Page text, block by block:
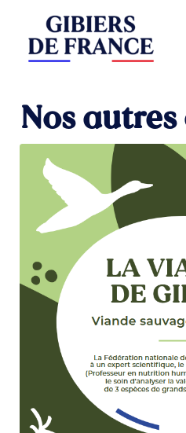
Nos